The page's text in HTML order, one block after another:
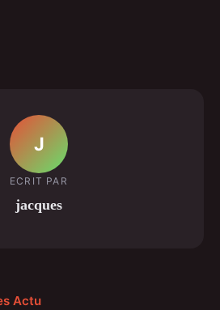
J
ECRIT PAR
jacques
Actu